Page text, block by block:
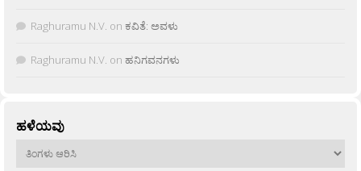
Raghuramu N.V. on ಕವಿತೆ: ಅವಳು
Raghuramu N.V. on ಹನಿಗವನಗಳು
ಹಳೆಯವು
ಹಳೆಯವು